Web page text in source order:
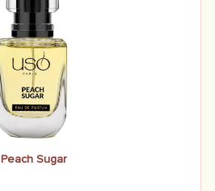
Peach Sugar